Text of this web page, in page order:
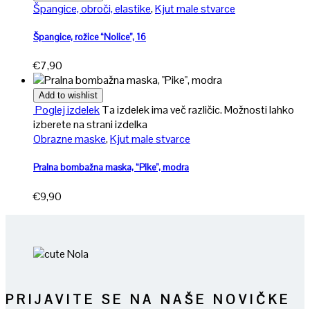
Špangice, obroči, elastike,Kjut male stvarce
Špangice, rožice “Nolice”, 16
€7,90
Add to wishlist
Poglej izdelekTa izdelek ima več različic. Možnosti lahko
izberete na strani izdelka
Obrazne maske,Kjut male stvarce
Pralna bombažna maska, “Pike”, modra
€9,90
PRIJAVITE SE NA NAŠE NOVIČKE